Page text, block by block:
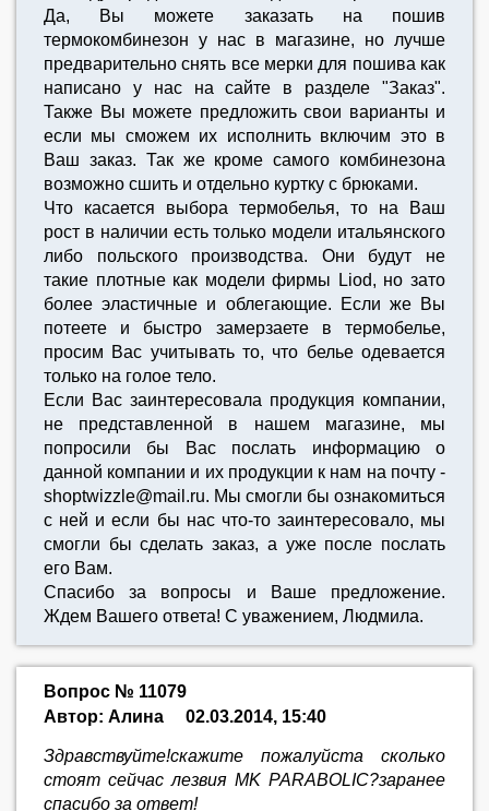
Да, Вы можете заказать на пошив
термокомбинезон у нас в магазине, но лучше
предварительно снять все мерки для пошива как
написано у нас на сайте в разделе "Заказ".
Также Вы можете предложить свои варианты и
если мы сможем их исполнить включим это в
Ваш заказ. Так же кроме самого комбинезона
возможно сшить и отдельно куртку с брюками.
Что касается выбора термобелья, то на Ваш
рост в наличии есть только модели итальянского
либо польского производства. Они будут не
такие плотные как модели фирмы Liod, но зато
более эластичные и облегающие. Если же Вы
потеете и быстро замерзаете в термобелье,
просим Вас учитывать то, что белье одевается
только на голое тело.
Если Вас заинтересовала продукция компании,
не представленной в нашем магазине, мы
попросили бы Вас послать информацию о
данной компании и их продукции к нам на почту -
shoptwizzle@mail.ru. Мы смогли бы ознакомиться
с ней и если бы нас что-то заинтересовало, мы
смогли бы сделать заказ, а уже после послать
его Вам.
Спасибо за вопросы и Ваше предложение.
Ждем Вашего ответа! С уважением, Людмила.
Вопрос № 11079
Автор: Алина
02.03.2014, 15:40
Здравствуйте!скажите пожалуйста сколько
стоят сейчас лезвия MK PARABOLIC?заранее
спасибо за ответ!